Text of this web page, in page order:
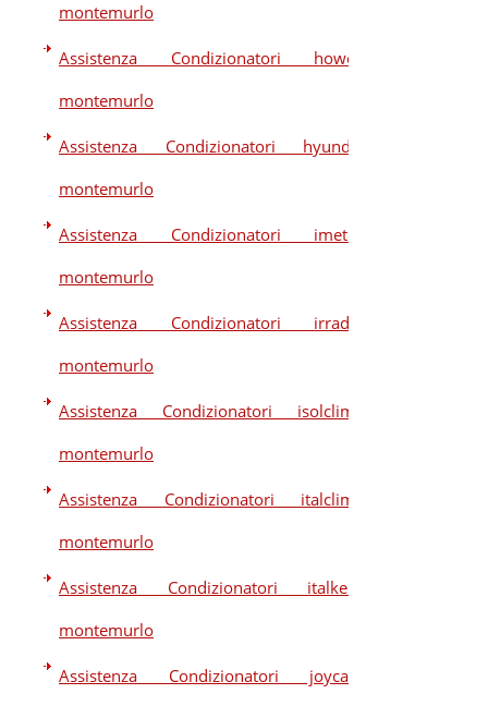
montemurlo
Assistenza Condizionatori howell
montemurlo
Assistenza Condizionatori hyundai
montemurlo
Assistenza Condizionatori imetec
montemurlo
Assistenza Condizionatori irradio
montemurlo
Assistenza Condizionatori isolclima
montemurlo
Assistenza Condizionatori italclima
montemurlo
Assistenza Condizionatori italkero
montemurlo
Assistenza Condizionatori joycare